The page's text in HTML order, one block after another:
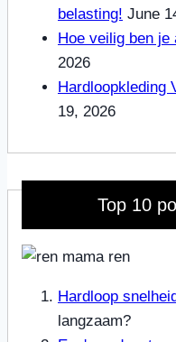
belasting! June
Hoe veilig ben
2026
Hardloopkleding
19, 2026
Top 10
Hardloop snelheid
langzaam?